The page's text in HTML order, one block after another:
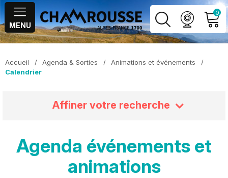
MENU
0
MON COMPTE
Accueil / Agenda & Sorties / Animations et événements
/
Calendrier
Affiner votre recherche
Agenda événements et
animations